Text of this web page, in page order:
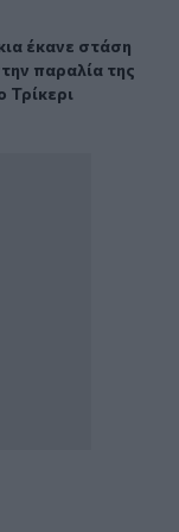
στην
έκανε στάση
έκανε στάση
παραλία της
Τρίκερι